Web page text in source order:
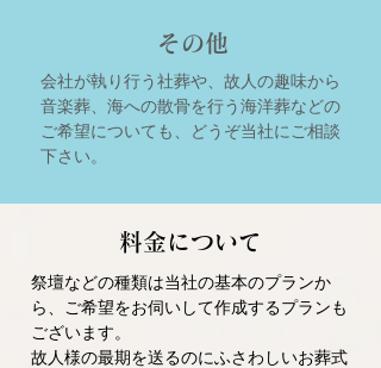
その他
会社が執り行う社葬や、故人の趣味から
音楽葬、海への散骨を行う海洋葬などの
ご希望についても、どうぞ当社にご相談
下さい。
料金について
祭壇などの種類は当社の基本のプランか
ら、ご希望をお伺いして作成するプランも
ございます。
故人様の最期を送るのにふさわしいお葬式